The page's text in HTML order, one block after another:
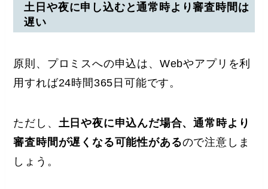
土日や夜に申し込むと通常時より審査時間は
遅い
原則、プロミスへの申込は、Webやアプリを利
用すれば24時間365日可能です。
ただし、 土日や夜に申込んだ場合、通常時より
審査時間が遅くなる可能性があるので注意しま
しょう。